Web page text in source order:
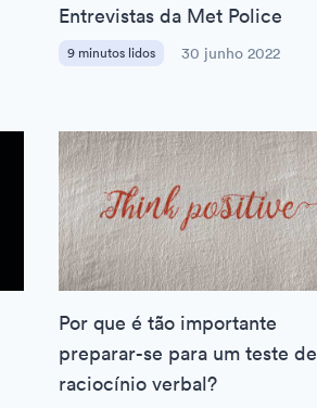
Entrevistas da Met Police
9 minutos lidos 30 junho 2022
Por que é tão importante
preparar-se para um teste de
raciocínio verbal?